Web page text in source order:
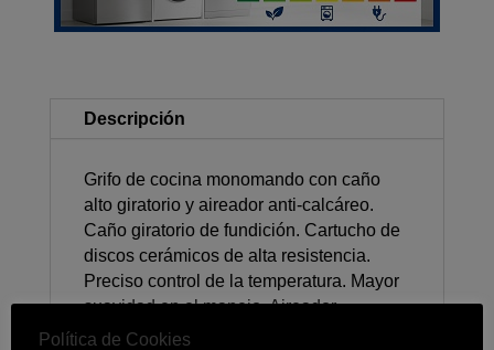
Descripción
Grifo de cocina monomando con caño
alto giratorio y aireador anti-calcáreo.
Caño giratorio de fundición. Cartucho de
discos cerámicos de alta resistencia.
Preciso control de la temperatura. Mayor
suavidad en el manejo. Aireador
anticalcáreo. Latiguillos flexibles de
Política de Cookies